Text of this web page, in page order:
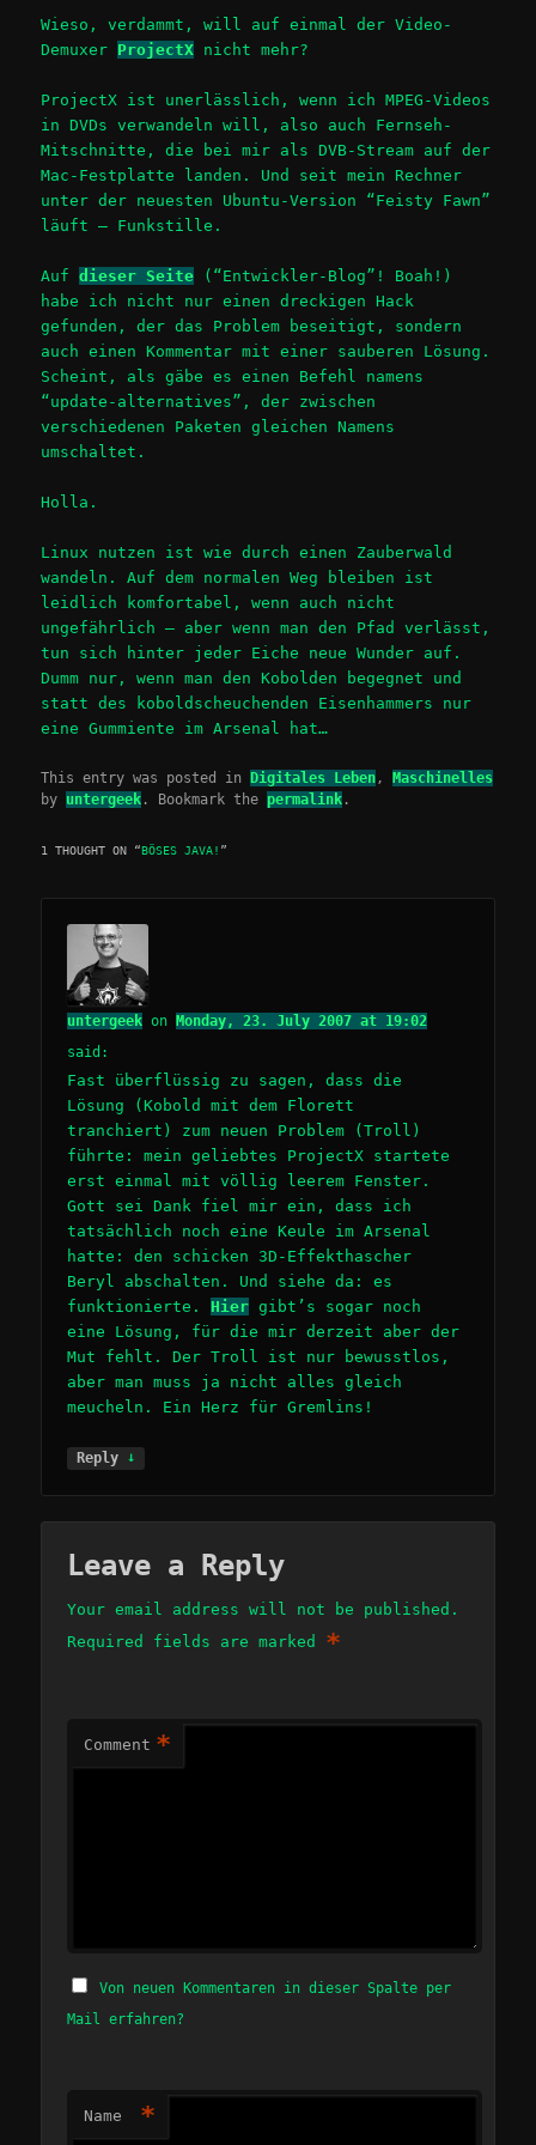
Wieso, verdammt, will auf einmal der Video-
Demuxer ProjectX nicht mehr?
ProjectX ist unerlässlich, wenn ich MPEG-Videos
in DVDs verwandeln will, also auch Fernseh-
Mitschnitte, die bei mir als DVB-Stream auf der
Mac-Festplatte landen. Und seit mein Rechner
unter der neuesten Ubuntu-Version “Feisty Fawn”
läuft – Funkstille.
Aufdieser Seite (“Entwickler-Blog”! Boah!)
habe ich nicht nur einen dreckigen Hack
gefunden, der das Problem beseitigt, sondern
auch einen Kommentar mit einer sauberen Lösung.
Scheint, als gäbe es einen Befehl namens
“update-alternatives”, der zwischen
verschiedenen Paketen gleichen Namens
umschaltet.
Holla.
Linux nutzen ist wie durch einen Zauberwald
wandeln. Auf dem normalen Weg bleiben ist
leidlich komfortabel, wenn auch nicht
ungefährlich – aber wenn man den Pfad verlässt,
tun sich hinter jeder Eiche neue Wunder auf.
Dumm nur, wenn man den Kobolden begegnet und
statt des koboldscheuchenden Eisenhammers nur
eine Gummiente im Arsenal hat…
This entry was posted inDigitales Leben ,Maschinelles
by untergeek . Bookmark the permalink .
1 THOUGHT ON “BÖSES JAVA! ”
untergeek onMonday, 23. July 2007 at 19:02
said:
Fast überflüssig zu sagen, dass die
Lösung (Kobold mit dem Florett
tranchiert) zum neuen Problem (Troll)
führte: mein geliebtes ProjectX startete
erst einmal mit völlig leerem Fenster.
Gott sei Dank fiel mir ein, dass ich
tatsächlich noch eine Keule im Arsenal
hatte: den schicken 3D-Effekthascher
Beryl abschalten. Und siehe da: es
funktionierte. Hier gibt’s sogar noch
eine Lösung, für die mir derzeit aber der
Mut fehlt. Der Troll ist nur bewusstlos,
aber man muss ja nicht alles gleich
meucheln. Ein Herz für Gremlins!
Reply ↓
Leave a Reply
Your email address will not be published.
Required fields are marked *
Comment *
Von neuen Kommentaren in dieser Spalte per
Mail erfahren?
Name *